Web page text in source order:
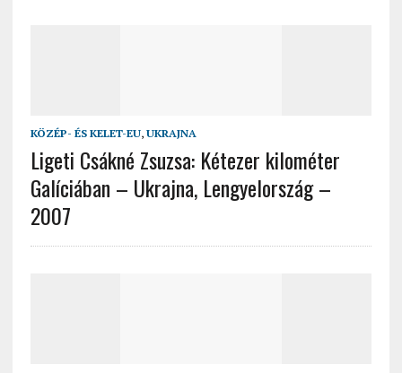
KÖZÉP- ÉS KELET-EU, UKRAJNA
Ligeti Csákné Zsuzsa: Kétezer kilométer
Galíciában – Ukrajna, Lengyelország –
2007